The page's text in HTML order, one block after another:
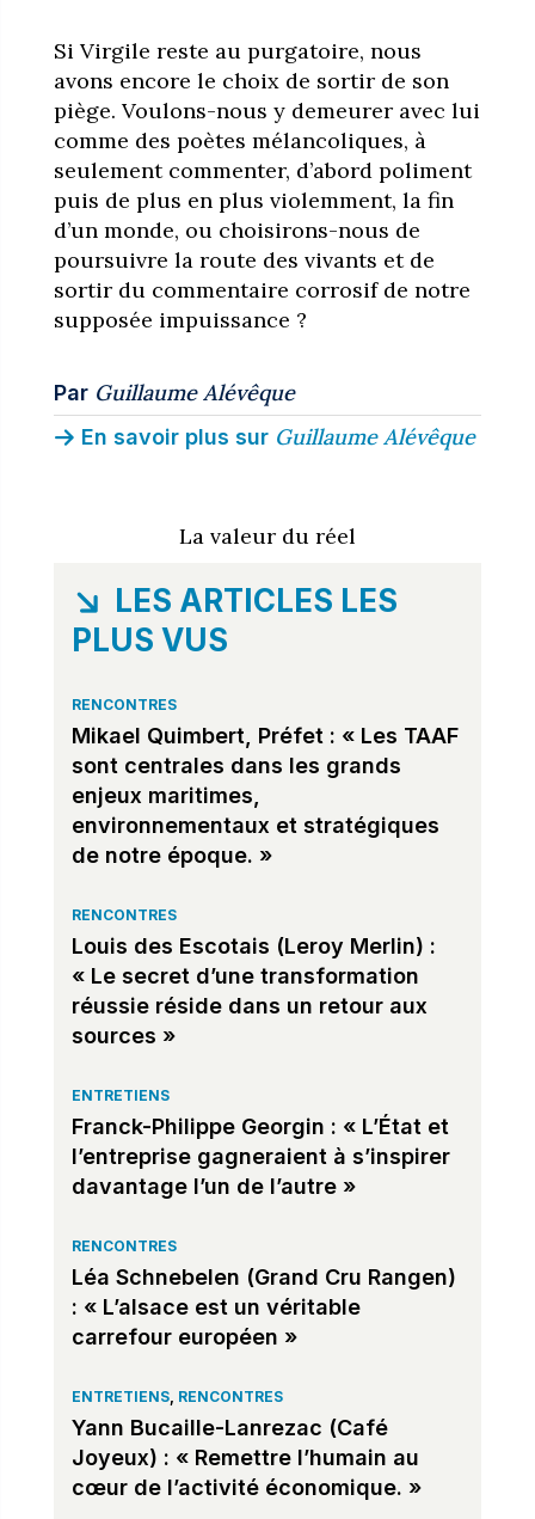
Si Virgile reste au purgatoire, nous
avons encore le choix de sortir de son
piège. Voulons-nous y demeurer avec lui
comme des poètes mélancoliques, à
seulement commenter, d’abord poliment
puis de plus en plus violemment, la fin
d’un monde, ou choisirons-nous de
poursuivre la route des vivants et de
sortir du commentaire corrosif de notre
supposée impuissance ?
Par Guillaume Alévêque
En savoir plus sur Guillaume Alévêque
La valeur du réel
LES ARTICLES LES
PLUS VUS
RENCONTRES
Mikael Quimbert, Préfet : « Les TAAF
sont centrales dans les grands
enjeux maritimes,
environnementaux et stratégiques
de notre époque. »
RENCONTRES
Louis des Escotais (Leroy Merlin) :
« Le secret d’une transformation
réussie réside dans un retour aux
sources »
ENTRETIENS
Franck-Philippe Georgin : « L’État et
l’entreprise gagneraient à s’inspirer
davantage l’un de l’autre »
RENCONTRES
Léa Schnebelen (Grand Cru Rangen)
: « L’alsace est un véritable
carrefour européen »
ENTRETIENS, RENCONTRES
Yann Bucaille-Lanrezac (Café
Joyeux) : « Remettre l’humain au
cœur de l’activité économique. »